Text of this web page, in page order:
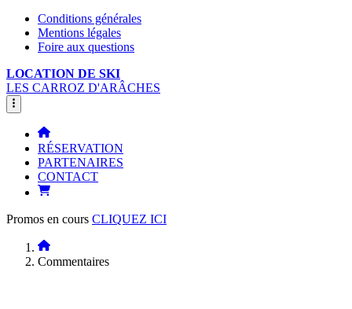
Conditions générales
Mentions légales
Foire aux questions
LOCATION DE SKI
LES CARROZ D'ARÂCHES
RÉSERVATION
PARTENAIRES
CONTACT
Promos en cours CLIQUEZ ICI
Commentaires